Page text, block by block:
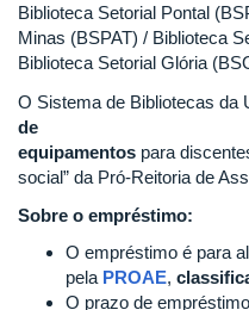
Biblioteca Setorial Pontal
Minas (BSPAT) / Biblioteca
Biblioteca Setorial Glória
O Sistema de Bibliotecas da
de
equipamentos para
social” da Pró-Reitoria de
Sobre o empréstimo:
O empréstimo é para
pela PROAE,
O prazo de